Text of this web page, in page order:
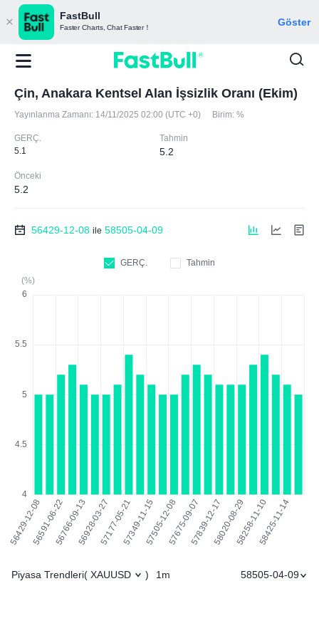
FastBull
Faster Charts, Chat Faster！ Göster
Çin, Anakara Kentsel Alan İşsizlik Oranı (Ekim)
Yayınlanma Zamanı: 14/11/2025 02:00 (UTC +0) Birim: %
GERÇ.
5.1
Tahmin
5.2
Önceki
5.2
56429-12-08 ile 58505-04-09
GERÇ.
Tahmin
(%)
Piyasa Trendleri( XAUUSD ) 1m 58505-04-09